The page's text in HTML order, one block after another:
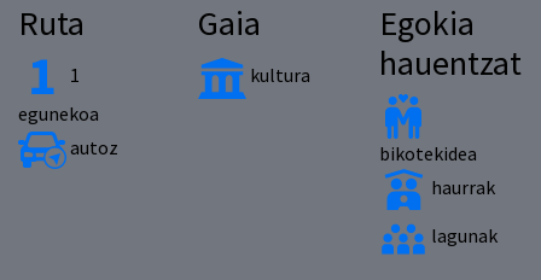
Ruta
1
egunekoa
autoz
Gaia
kultura
Egokia
hauentzat
bikotekidea
haurrak
lagunak